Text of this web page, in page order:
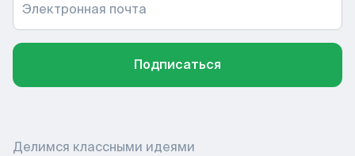
Электронная почта
Подписаться
Делимся классными идеями